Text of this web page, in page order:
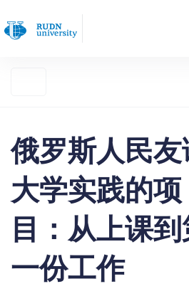
俄罗斯人民友
大学实践的项
目：从上课
一份工作